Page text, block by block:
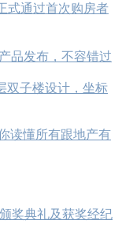
式通过首次购房者
品发布，不容错过
双子楼设计，坐标
读懂所有跟地产有
奖典礼及获奖经纪